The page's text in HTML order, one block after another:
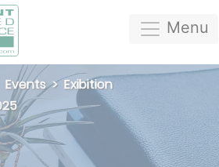
Menu
Events
Exibition